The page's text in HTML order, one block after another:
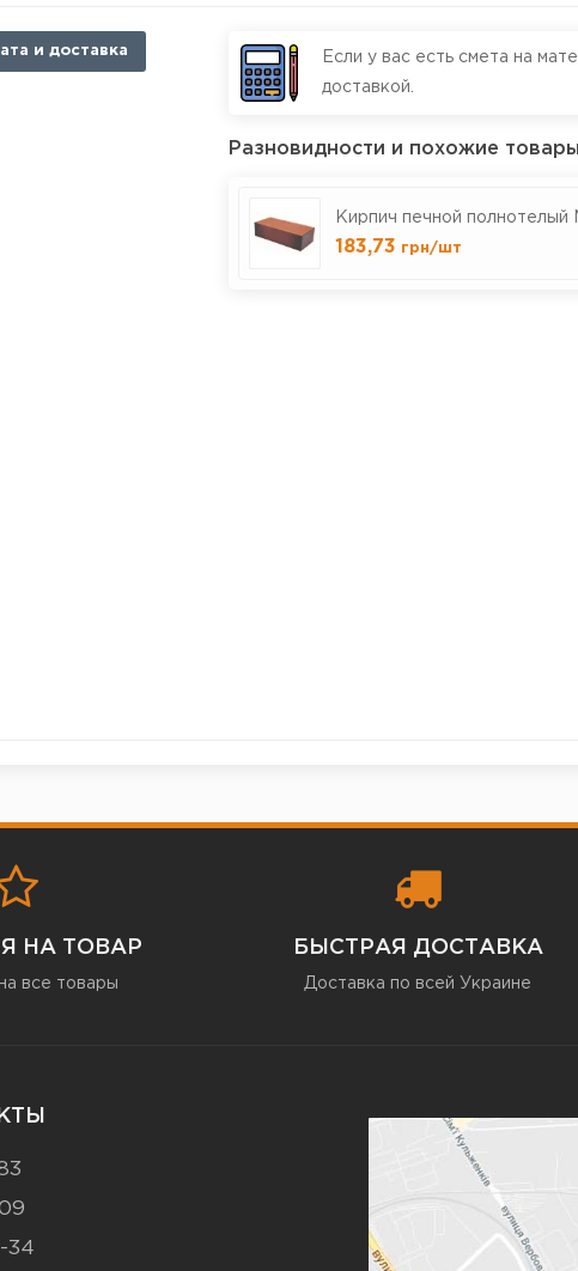
и доставка Если у вас есть смета на
доставкой.
Разновидности и похожие
Кирпич печной
183,73 грн/шт
НА ТОВАР
все товары
БЫСТРАЯ ДОСТАВКА
Доставка по всей Украине
34